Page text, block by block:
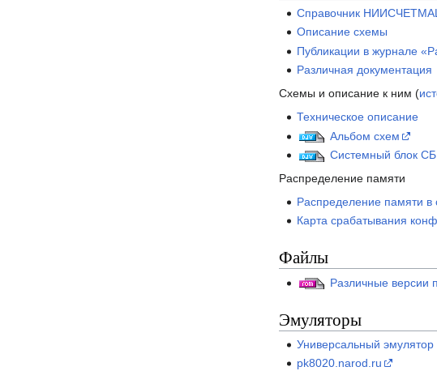
Справочник
Описание схемы
Публикации в журнале
Различная документация
Схемы и описание к ним (
Техническое описание
Альбом схем
Системный блок
Распределение памяти
Распределение памяти в
Карта срабатывания
Файлы
Различные версии
Эмуляторы
Универсальный
pk8020.narod.ru